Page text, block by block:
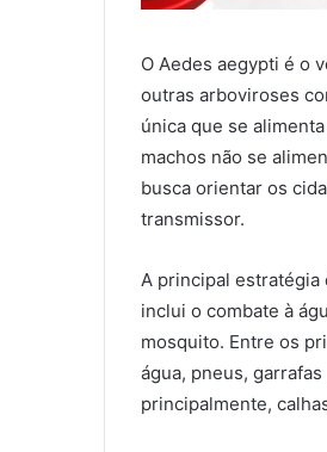
O Aedes aegypti é o
outras arboviroses
única que se
machos não se
busca orientar os
transmissor.
A principal estratégia
inclui o combate à
mosquito. Entre os
água, pneus,
principalmente,